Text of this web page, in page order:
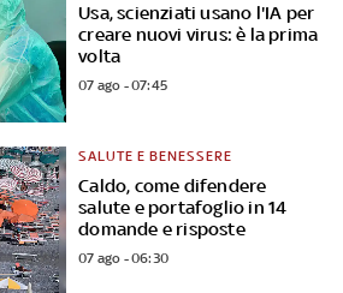
Usa, scienziati usano l'IA per
creare nuovi virus: è la prima
volta
07 ago - 07:45
Caldo, come difendere
salute e portafoglio in 14
domande e risposte
SALUTE E BENESSERE
07 ago - 06:30